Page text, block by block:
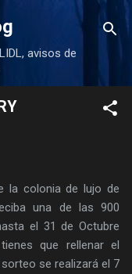
avisos de
la colonia de lujo de
una de las 900
el 31 de Octubre
que rellenar el
se realizará el 7